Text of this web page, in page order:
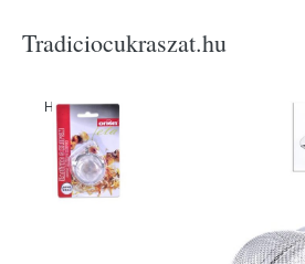
Tradiciocukraszat.hu
Home/Produkty Italok